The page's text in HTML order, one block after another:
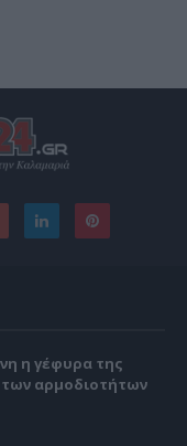
η γέφυρα της
αρμοδιοτήτων